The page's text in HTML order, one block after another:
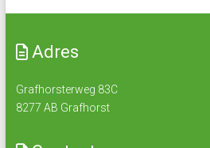
Adres
Grafhorsterweg 83C
8277 AB Grafhorst